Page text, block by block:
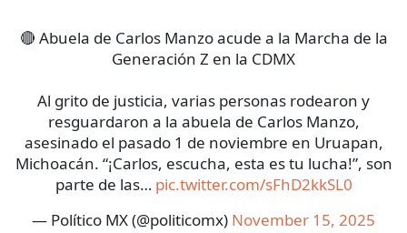
🔴 Abuela de Carlos Manzo acude a la Marcha de la
Generación Z en la CDMX
Al grito de justicia, varias personas rodearon y
resguardaron a la abuela de Carlos Manzo,
asesinado el pasado 1 de noviembre en Uruapan,
Michoacán. “¡Carlos, escucha, esta es tu lucha!”, son
parte de las… pic.twitter.com/sFhD2kkSL0
— Político MX (@politicomx) November 15, 2025